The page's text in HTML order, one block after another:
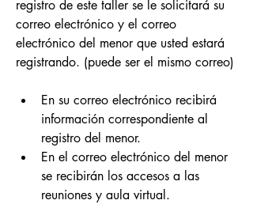
registro de este taller se le solicitará su
correo electrónico y el correo
electrónico del menor que usted estará
registrando. (puede ser el mismo correo)
En su correo electrónico recibirá
información correspondiente al
registro del menor.
En el correo electrónico del menor
se recibirán los accesos a las
reuniones y aula virtual.